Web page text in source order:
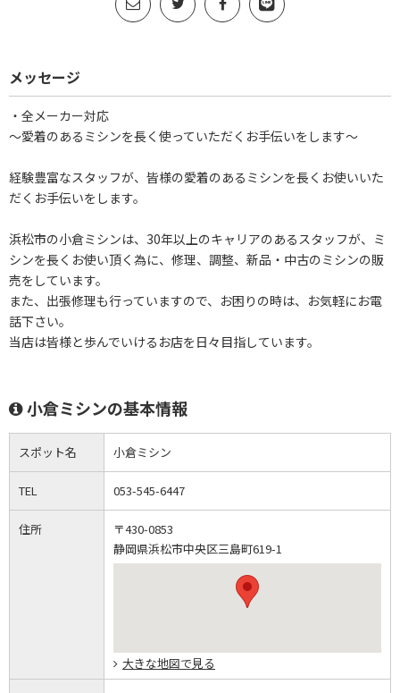
メッセージ
・全メーカー対応
～愛着のあるミシンを長く使っていただくお手伝いをします～
経験豊富なスタッフが、皆様の愛着のあるミシンを長くお使いいた
だくお手伝いをします。
浜松市の小倉ミシンは、30年以上のキャリアのあるスタッフが、ミ
シンを長くお使い頂く為に、修理、調整、新品・中古のミシンの販
売をしています。
また、出張修理も行っていますので、お困りの時は、お気軽にお電
話下さい。
当店は皆様と歩んでいけるお店を日々目指しています。
小倉ミシンの基本情報
スポット名 小倉ミシン
TEL 053-545-6447
住所
〒430-0853
静岡県浜松市中央区三島町619-1
大きな地図で見る